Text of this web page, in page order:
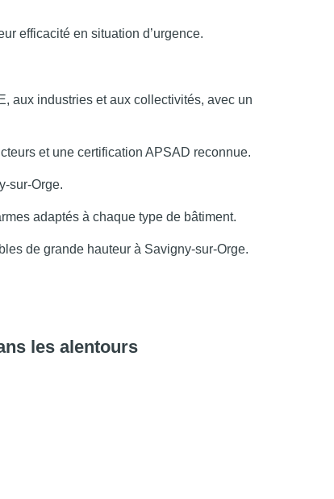
efficacité en situation d’urgence.
aux industries et aux collectivités, avec un
et une certification APSAD reconnue.
sur-Orge.
adaptés à chaque type de bâtiment.
de grande hauteur à Savigny-sur-Orge.
les alentours